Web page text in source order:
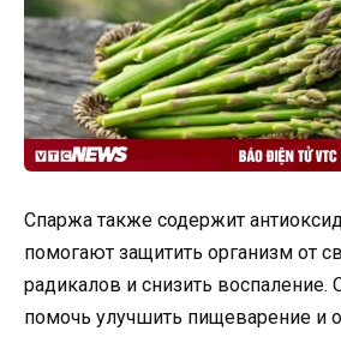
Спаржа также содержит
помогают защитить организм от
радикалов и снизить
помочь улучшить пищеварение и